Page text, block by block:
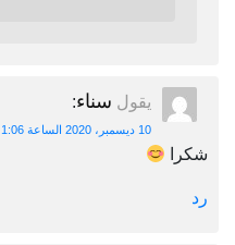
يقول سناء:
10 ديسمبر، 2020 الساعة 1:06 م
شكرا
رد